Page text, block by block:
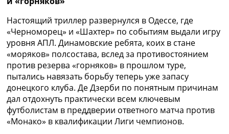
Настоящий триллер развернулся в Одессе, где
«Черноморец» и «Шахтер» по событиям выдали игру
уровня АПЛ. Динамовские ребята, коих в стане
«моряков» полсостава, вслед за противостоянием
против резерва «горняков» в прошлом туре,
пытались навязать борьбу теперь уже запасу
донецкого клуба. Де Дзерби по понятным причинам
дал отдохнуть практически всем ключевым
футболистам в преддверии ответного матча против
«Монако» в квалификации Лиги чемпионов.